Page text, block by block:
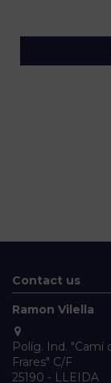
Contact us
Ramon Vilella
Políg. Ind. "Camí
Frares" C/F
25190 - LLEIDA